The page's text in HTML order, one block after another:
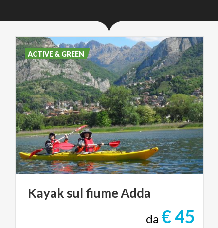
Kayak sul fiumeAdda
da € 45
ACTIVE & GREEN